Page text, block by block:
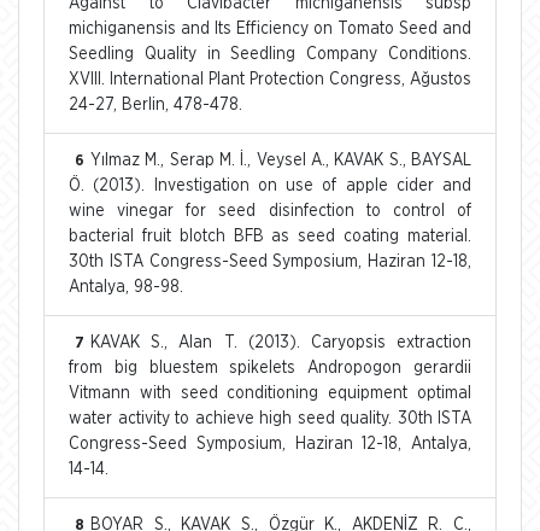
Against to Clavibacter michiganensis subsp
michiganensis and Its Efficiency on Tomato Seed and
Seedling Quality in Seedling Company Conditions.
XVIII. International Plant Protection Congress, Ağustos
24-27, Berlin, 478-478.
6 Yılmaz M., Serap M. İ., Veysel A., KAVAK S., BAYSAL
Ö. (2013). Investigation on use of apple cider and
wine vinegar for seed disinfection to control of
bacterial fruit blotch BFB as seed coating material.
30th ISTA Congress-Seed Symposium, Haziran 12-18,
Antalya, 98-98.
7
KAVAK S., Alan T. (2013). Caryopsis extraction
from big bluestem spikelets Andropogon gerardii
Vitmann with seed conditioning equipment optimal
water activity to achieve high seed quality. 30th ISTA
Congress-Seed Symposium, Haziran 12-18, Antalya,
14-14.
8 BOYAR S., KAVAK S., Özgür K., AKDENİZ R. C.,